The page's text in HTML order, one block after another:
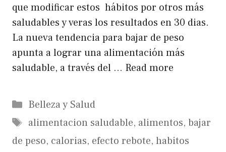
que modificar estos hábitos por otros más
saludables y veras los resultados en 30 dias.
La nueva tendencia para bajar de peso
apunta a lograr una alimentación más
saludable, a través del … Read more
Categorías
Belleza y Salud
Etiquetas
alimentacion saludable, alimentos, bajar
de peso, calorias, efecto rebote, habitos